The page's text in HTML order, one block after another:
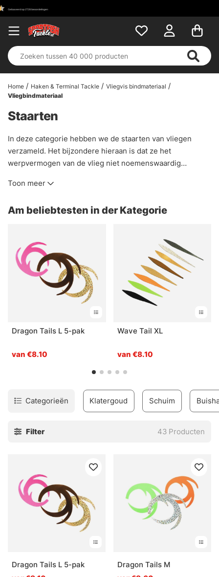
Home Haken & Terminal Tackle
Vliegvis bindmateriaal
Vliegbindmateriaal
Staarten
In deze categorie hebben we de staarten van vliegen
verzameld. Het bijzondere hieraan is dat ze het
werpvermogen van de vlieg niet noemenswaardig
beweging en een veel groter profiel onder het oppervlak.
de kleuren en grootte van uw vlieg kunt aanpassen.
Toon meer
Am beliebtesten in der Kategorie
Dragon Tails L 5-pak
van €8.10
Wave Tail XL
van €8.10
Categorieën Klatergoud Schuim
Filter 43 Producten
Dragon Tails L 5-pak
Dragon Tails M